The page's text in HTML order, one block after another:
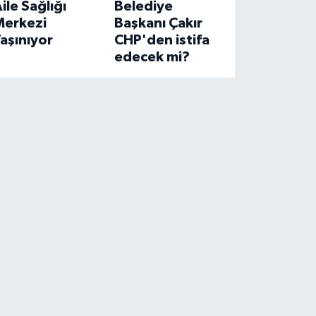
Sağlığı
Belediye
Başkanı Çakır
CHP'den istifa
edecek mi?